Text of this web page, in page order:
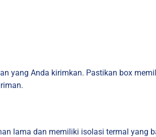
yang Anda kirimkan. Pastikan box
lama dan memiliki isolasi termal yang